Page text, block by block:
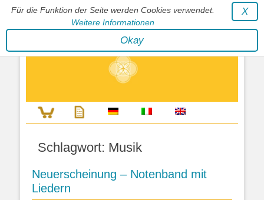
Für die Funktion der Seite werden Cookies verwendet.
Weitere Informationen
X
Okay
Stephan Wunderlich Verlag
Literatur zur Förderung der Gestaltfähigkeit des Lebens
Schlagwort: Musik
Neuerscheinung – Notenband mit
Liedern